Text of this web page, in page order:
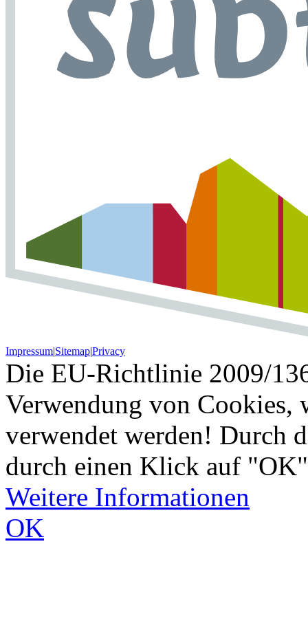
Impressum|Sitemap|Privacy
Die EU-Richtlinie 2009/
Verwendung von Cookies,
verwendet werden! Durch
durch einen Klick auf
Weitere Informationen
OK